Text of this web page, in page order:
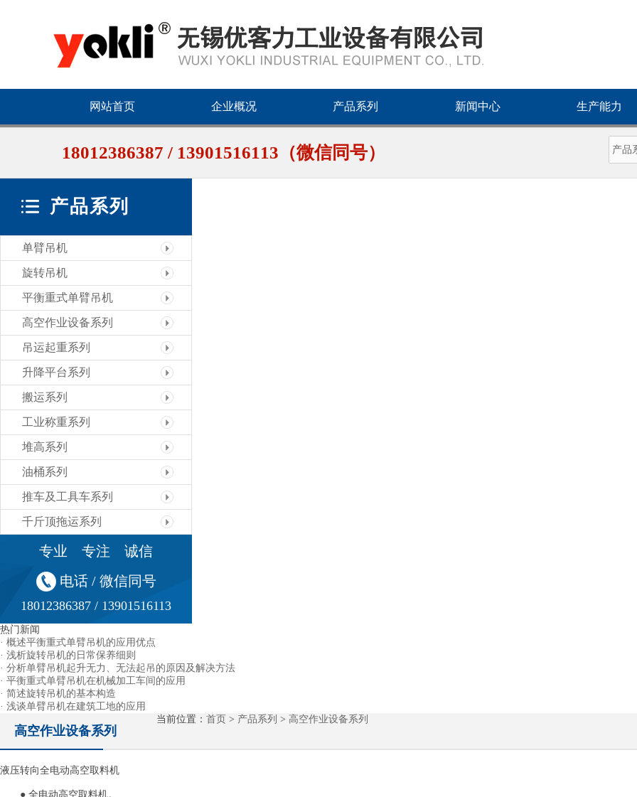
网站首页 企业概况 产品系列 新闻中心 生产能力
18012386387 / 13901516113（微信同号）
产品系列
单臂吊机
旋转吊机
平衡重式单臂吊机
高空作业设备系列
吊运起重系列
升降平台系列
搬运系列
工业称重系列
堆高系列
油桶系列
推车及工具车系列
千斤顶拖运系列
专业 专注 诚信
电话 / 微信同号
18012386387 / 13901516113
热门新闻
· 概述平衡重式单臂吊机的应用优点
· 浅析旋转吊机的日常保养细则
· 分析单臂吊机起升无力、无法起吊的原因及解决方法
· 平衡重式单臂吊机在机械加工车间的应用
· 简述旋转吊机的基本构造
· 浅谈单臂吊机在建筑工地的应用
高空作业设备系列
当前位置： 首页 > 产品系列 > 高空作业设备系列
液压转向全电动高空取料机
● 全电动高空取料机。